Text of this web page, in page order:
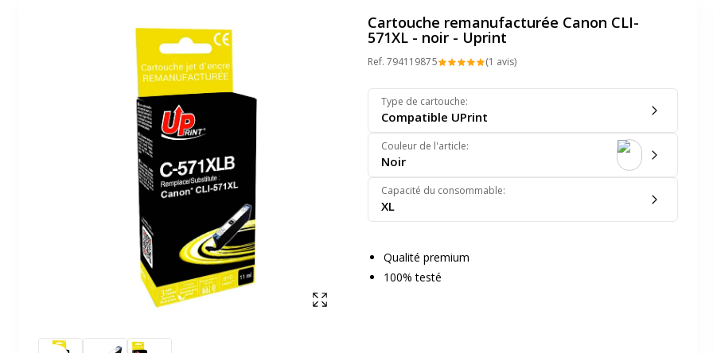
Afficher en plein écran
Cartouche remanufacturée Canon CLI-
571XL - noir - Uprint
Ref. 794119875 (1 avis)
Type de cartouche:
Compatible UPrint
Couleur de l'article:
Noir
Capacité du consommable:
XL
Qualité premium
100% testé